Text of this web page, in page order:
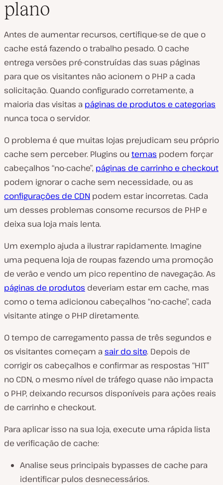
plano
Antes de aumentar recursos, certifique-se de que o
cache está fazendo o trabalho pesado. O cache
entrega versões pré-construídas das suas páginas
para que os visitantes não acionem o PHP a cada
solicitação. Quando configurado corretamente, a
maioria das visitas a páginas de produtos e categorias
nunca toca o servidor.
O problema é que muitas lojas prejudicam seu próprio
cache sem perceber. Plugins ou temas podem forçar
cabeçalhos “no-cache”, páginas de carrinho e checkout
podem ignorar o cache sem necessidade, ou as
configurações de CDN podem estar incorretas. Cada
um desses problemas consome recursos de PHP e
deixa sua loja mais lenta.
Um exemplo ajuda a ilustrar rapidamente. Imagine
uma pequena loja de roupas fazendo uma promoção
de verão e vendo um pico repentino de navegação. As
páginas de produtos deveriam estar em cache, mas
como o tema adicionou cabeçalhos “no-cache”, cada
visitante atinge o PHP diretamente.
O tempo de carregamento passa de três segundos e
os visitantes começam a sair do site. Depois de
corrigir os cabeçalhos e confirmar as respostas “HIT”
no CDN, o mesmo nível de tráfego quase não impacta
o PHP, deixando recursos disponíveis para ações reais
de carrinho e checkout.
Para aplicar isso na sua loja, execute uma rápida lista
de verificação de cache:
Analise seus principais bypasses de cache para
identificar pulos desnecessários.